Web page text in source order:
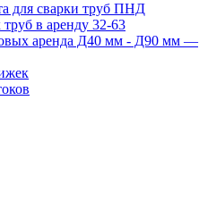
для сварки труб ПНД
в аренду 32-63
аренда Д40 мм - Д90 мм —